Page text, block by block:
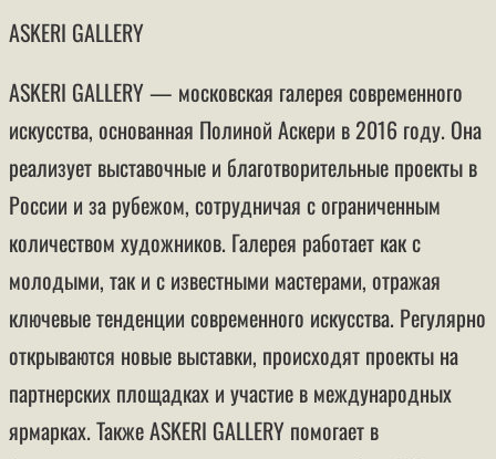
ASKERI GALLERY
ASKERI GALLERY — московская галерея современного
искусства, основанная Полиной Аскери в 2016 году. Она
реализует выставочные и благотворительные проекты в
России и за рубежом, сотрудничая с ограниченным
количеством художников. Галерея работает как с
молодыми, так и с известными мастерами, отражая
ключевые тенденции современного искусства. Регулярно
открываются новые выставки, происходят проекты на
партнерских площадках и участие в международных
ярмарках. Также ASKERI GALLERY помогает в